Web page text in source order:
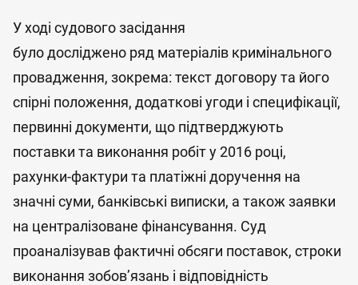
У ході судового засідання
було досліджено ряд матеріалів кримінального
провадження, зокрема: текст договору та його
спірні положення, додаткові угоди і специфікації,
первинні документи, що підтверджують
поставки та виконання робіт у 2016 році,
рахунки-фактури та платіжні доручення на
значні суми, банківські виписки, а також заявки
на централізоване фінансування. Суд
проаналізував фактичні обсяги поставок, строки
виконання зобов’язань і відповідність